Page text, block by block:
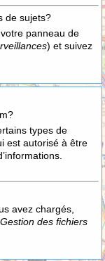
de sujets?
panneau de
) et suivez
types de
est autorisé à être
avez chargés,
Gestion des fichiers